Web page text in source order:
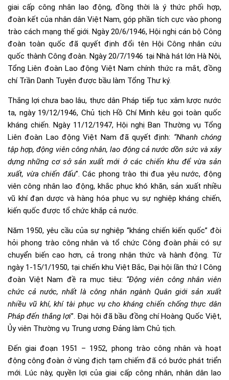
giai cấp công nhân lao động, đồng thời là ý thức phối hợp,
đoàn kết của nhân dân Việt Nam, góp phần tích cực vào phong
trào cách mạng thế giới. Ngày 20/6/1946, Hội nghị cán bộ Công
đoàn toàn quốc đã quyết định đổi tên Hội Công nhân cứu
quốc thành Công đoàn. Ngày 20/7/1946 tại Nhà hát lớn Hà Nội,
Tổng Liên đoàn Lao động Việt Nam chính thức ra mắt, đồng
chí Trần Danh Tuyên được bầu làm Tổng Thư ký.
Thắng lợi chưa bao lâu, thực dân Pháp tiếp tục xâm lược nước
ta, ngày 19/12/1946, Chủ tịch Hồ Chí Minh kêu gọi toàn quốc
kháng chiến. Ngày 11/12/1947, Hội nghị Ban Thường vụ Tổng
Liên đoàn Lao động Việt Nam đã quyết định: “Nhanh chóng
tập hợp, động viên công nhân, lao động cả nước dồn sức và xây
dựng những cơ sở sản xuất mới ở các chiến khu để vừa sản
xuất, vừa chiến đấu”. Các phong trào thi đua yêu nước, động
viên công nhân lao động, khắc phục khó khăn, sản xuất nhiều
vũ khí đạn dược và hàng hóa phục vụ sự nghiệp kháng chiến,
kiến quốc được tổ chức khắp cả nước.
Năm 1950, yêu cầu của sự nghiệp “kháng chiến kiến quốc” đòi
hỏi phong trào công nhân và tổ chức Công đoàn phải có sự
chuyển biến cao hơn, cả trong nhận thức và hành động. Từ
ngày 1-15/1/1950, tại chiến khu Việt Bắc, Đại hội lần thứ I Công
đoàn Việt Nam đề ra mục tiêu: “Động viên công nhân viên
chức cả nước, nhất là công nhân ngành Quân giới sản xuất
nhiều vũ khí, khí tài phục vụ cho kháng chiến chống thực dân
Pháp đến thắng lợi”. Đại hội đã bầu đồng chí Hoàng Quốc Việt,
Ủy viên Thường vụ Trung ương Đảng làm Chủ tịch.
Đến giai đoạn 1951 – 1952, phong trào công nhân và hoạt
động công đoàn ở vùng địch tạm chiếm đã có bước phát triển
mới. Lúc này, quyền lợi của giai cấp công nhân, nhân dân lao